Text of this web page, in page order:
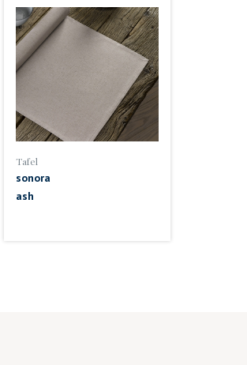
Tafel
sonora
ash